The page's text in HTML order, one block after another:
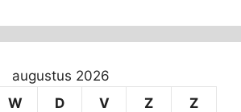
augustus 2026
W D V Z Z